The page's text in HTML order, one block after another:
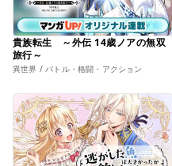
貴族転生 ～外伝 14歳ノアの無双
旅行～
異世界 / バトル・格闘・アクション